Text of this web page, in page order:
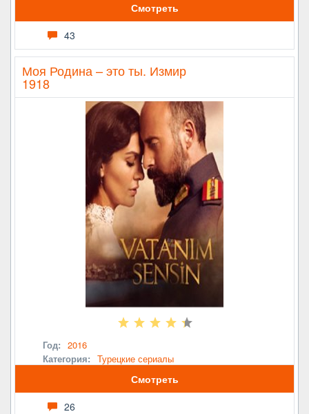
Смотреть
43
Моя Родина – это ты. Измир
1918
Год: 2016
Категория: Турецкие сериалы
Смотреть
26